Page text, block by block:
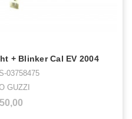
+ Blinker Cal EV 2004
03758475
GUZZI